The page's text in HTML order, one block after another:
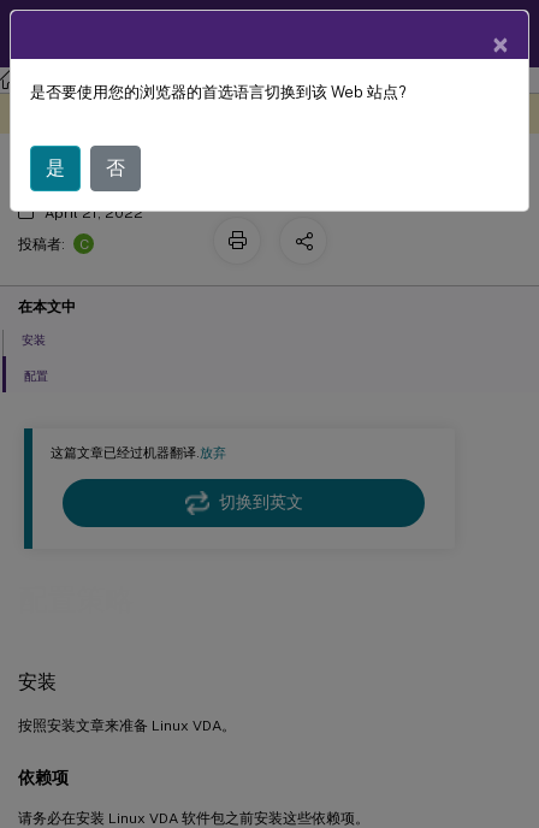
Linux 虚拟投递代理 Linux Virtual Delivery Agent 2110
这篇文章已经过机器翻译.放弃
切换到英文
安装
按照安装文章来准备 Linux VDA。
依赖项
请务必在安装 Linux VDA 软件包之前安装这些依赖项。
配置策略
April 21, 2022
投稿者:
C
在本文中
安装
配置
×
是否要使用您的浏览器的首选语言切换到该 Web 站点?
是 否